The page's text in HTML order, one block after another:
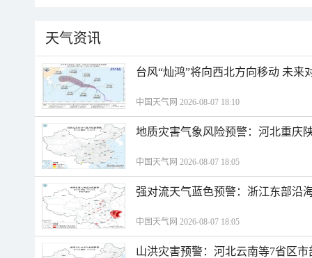
天气资讯
台风“灿鸿”将向西北方向移动 未来
中国天气网 2026-08-07 18:10
地质灾害气象风险预警：河北重庆
中国天气网 2026-08-07 18:05
强对流天气蓝色预警：浙江东部沿
中国天气网 2026-08-07 18:05
山洪灾害预警：河北云南等7省区